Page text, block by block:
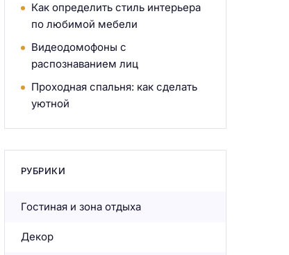
Как определить стиль интерьера
по любимой мебели
Видеодомофоны с
распознаванием лиц
Проходная спальня: как сделать
уютной
РУБРИКИ
Гостиная и зона отдыха
Декор